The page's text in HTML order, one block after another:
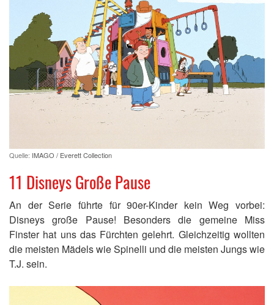
Quelle: IMAGO / Everett Collection
11 Disneys Große Pause
An der Serie führte für 90er-Kinder kein Weg vorbei:
Disneys große Pause! Besonders die gemeine Miss
Finster hat uns das Fürchten gelehrt. Gleichzeitig wollten
die meisten Mädels wie Spinelli und die meisten Jungs wie
T.J. sein.